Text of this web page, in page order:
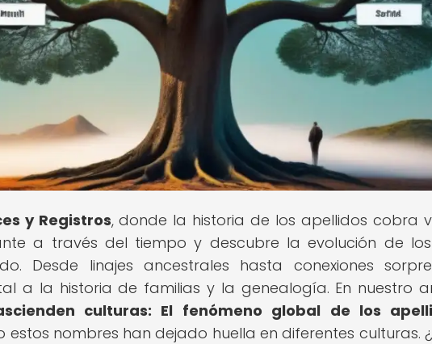
y Registros, donde la historia de los apellidos cobra
a través del tiempo y descubre la evolución de
Desde linajes ancestrales hasta conexiones
a la historia de familias y la genealogía. En nuestro
culturas: El fenómeno global de los
estos nombres han dejado huella en diferentes culturas.